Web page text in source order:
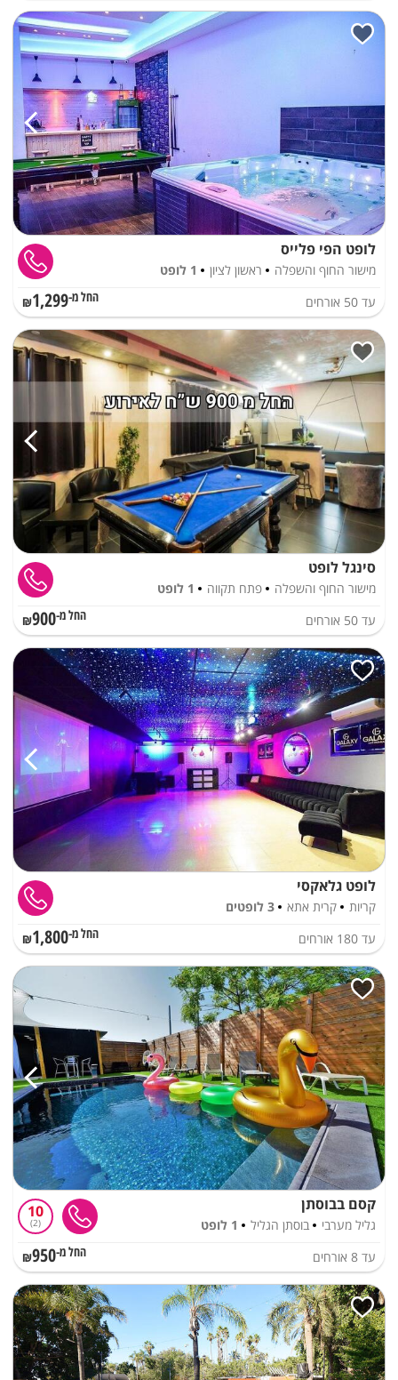
לופט הפי פלייס
מישור החוף והשפלה ראשון לציון
1 לופט
עד 50 אורחים החל מ-₪1,299
סינגל לופט
מישור החוף והשפלה פתח תקווה
1 לופט
עד 50 אורחים החל מ-₪900
לופט גלאקסי
קריות קרית אתא
3 לופטים
עד 180 אורחים החל מ-₪1,800
קסם בבוסתן
גליל מערבי בוסתן הגליל 1 לופט
10
2
עד 8 אורחים החל מ-₪950